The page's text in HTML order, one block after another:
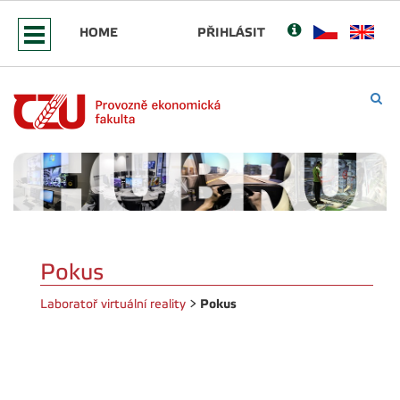
HOME PŘIHLÁSIT
Pokus
Laboratoř virtuální reality > Pokus